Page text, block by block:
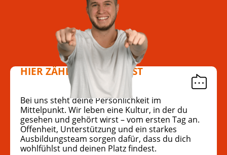
HIER ZÄHLT, WER DU BIST
Bei uns steht deine Persönlichkeit im
Mittelpunkt. Wir leben eine Kultur, in der du
gesehen und gehört wirst – vom ersten Tag an.
Offenheit, Unterstützung und ein starkes
Ausbildungsteam sorgen dafür, dass du dich
wohlfühlst und deinen Platz findest.